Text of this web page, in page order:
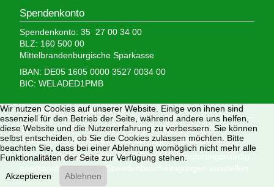
Spendenkonto
Spendenkonto: 35 27 00 34 00
BLZ: 160 500 00
Mittelbrandenburgische Sparkasse
IBAN: DE05 1605 0000 3527 0034 00
BIC: WELADED1PMB
Wir brauchen Ihre Hilfe,
denn wir erhalten keinerlei staatliche Hilfe, sondern
finanzieren das Tierheim aus Spenden und Erbschaften.
Wir sind als gemeinnützig und besonders förderungswürdig
anerkannt und dürfen Spendenbescheinigungen ausstellen.
Wir nutzen Cookies auf unserer Website. Einige von ihnen sind
essenziell für den Betrieb der Seite, während andere uns helfen,
diese Website und die Nutzererfahrung zu verbessern. Sie können
selbst entscheiden, ob Sie die Cookies zulassen möchten. Bitte
beachten Sie, dass bei einer Ablehnung womöglich nicht mehr alle
Funktionalitäten der Seite zur Verfügung stehen.
Akzeptieren
Ablehnen